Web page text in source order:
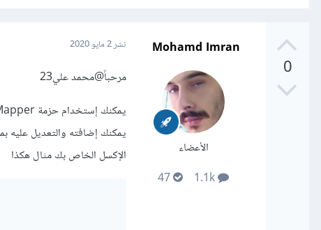
0
Mohamd Imran
الأعضاء
نشر2 مايو 2020
مرحباً@محمد علي23
يمكنك إضافته والتعديل عليه
الإكسل الخاص بك مثال هكذا